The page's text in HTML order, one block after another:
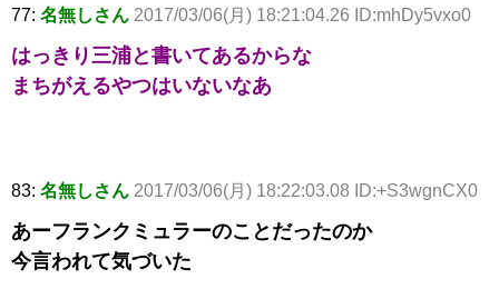
77: 名無しさん 2017/03/06(月) 18:21:04.26 ID:mhDy5vxo0
はっきり三浦と書いてあるからな
まちがえるやつはいないなあ
83: 名無しさん 2017/03/06(月) 18:22:03.08 ID:+S3wgnCX0
あーフランクミュラーのことだったのか
今言われて気づいた